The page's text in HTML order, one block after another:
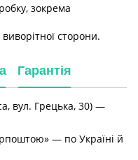
зокрема
сторони.
Гарантія
вул. Грецька, 30) —
— по Україні й